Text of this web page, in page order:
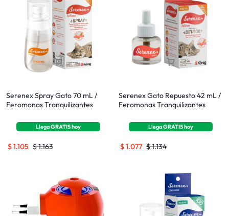
Serenex Spray Gato 70 mL /
Feromonas Tranquilizantes
LlegaGRATIShoy
$1.163
$1.105
Serenex Gato Repuesto 42 mL /
Feromonas Tranquilizantes
LlegaGRATIShoy
$1.134
$1.077